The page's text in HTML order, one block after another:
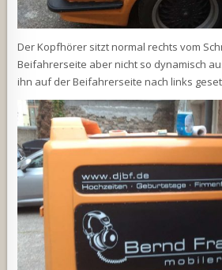
Der Kopfhörer sitzt normal rechts vom
Beifahrerseite aber nicht so dynamisch
ihn auf der Beifahrerseite nach links